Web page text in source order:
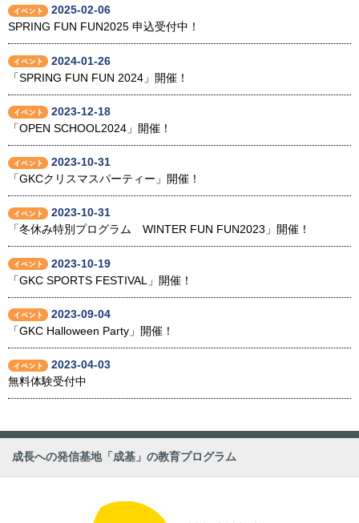
2025-02-06
SPRING FUN FUN2025 申込受付中！
2024-01-26
「SPRING FUN FUN 2024」開催！
2023-12-18
「OPEN SCHOOL2024」開催！
2023-10-31
「GKCクリスマスパーティー」開催！
2023-10-31
「冬休み特別プログラム WINTER FUN FUN2023」開催！
2023-10-19
「GKC SPORTS FESTIVAL」開催！
2023-09-04
「GKC Halloween Party」開催！
2023-04-03
無料体験受付中
成長への発信基地「成基」の教育プログラム